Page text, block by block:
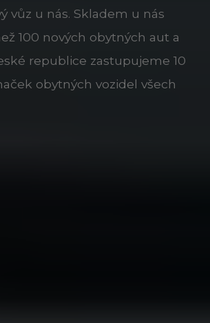
vůz u nás. Skladem u nás
100 nových obytných aut a
republice zastupujeme 10
obytných vozidel všech